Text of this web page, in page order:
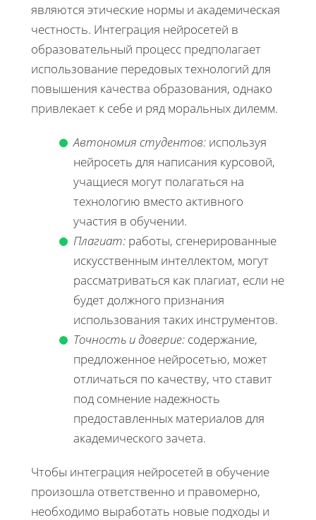
являются этические нормы и академическая
честность. Интеграция нейросетей в
образовательный процесс предполагает
использование передовых технологий для
повышения качества образования, однако
привлекает к себе и ряд моральных дилемм.
Автономия студентов: используя
нейросеть для написания курсовой,
учащиеся могут полагаться на
технологию вместо активного
участия в обучении.
Плагиат: работы, сгенерированные
искусственным интеллектом, могут
рассматриваться как плагиат, если не
будет должного признания
использования таких инструментов.
Точность и доверие: содержание,
предложенное нейросетью, может
отличаться по качеству, что ставит
под сомнение надежность
предоставленных материалов для
академического зачета.
Чтобы интеграция нейросетей в обучение
произошла ответственно и правомерно,
необходимо выработать новые подходы и